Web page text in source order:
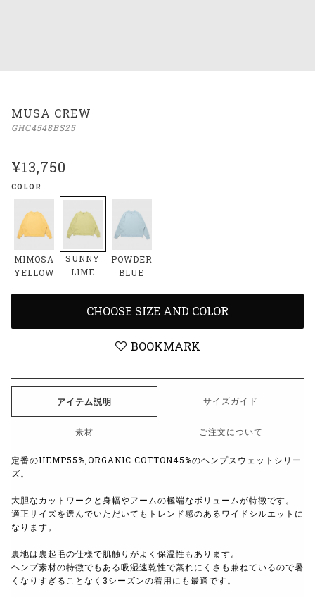
MUSA CREW
GHC4548BS25
¥13,750
COLOR
MIMOSA
YELLOW
SUNNY
LIME
POWDER
BLUE
CHOOSE SIZE AND COLOR
BOOKMARK
アイテム説明 サイズガイド
素材 ご注文について
定番のHEMP55%,ORGANIC COTTON45%のヘンプスウェットシリー
ズ。
大胆なカットワークと身幅やアームの極端なボリュームが特徴です。
適正サイズを選んでいただいてもトレンド感のあるワイドシルエットに
なります。
裏地は裏起毛の仕様で肌触りがよく保温性もあります。
ヘンプ素材の特徴でもある吸湿速乾性で蒸れにくさも兼ねているので暑
くなりすぎることなく3シーズンの着用にも最適です。